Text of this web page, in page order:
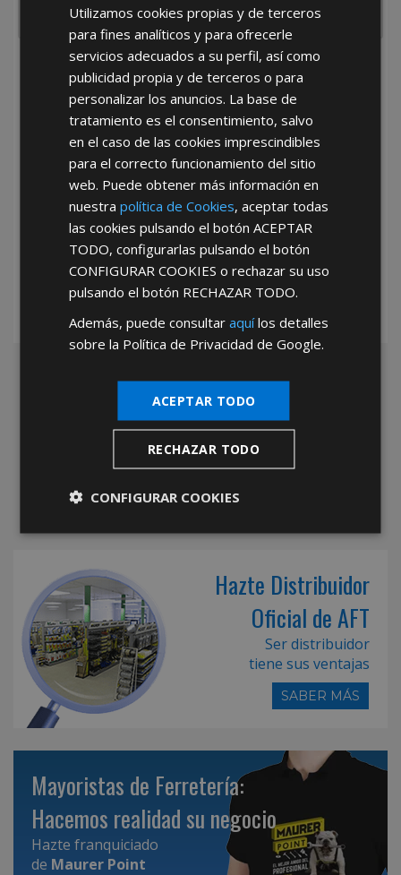
He leído y acepto la Política de Privacidad
*Abstenerse particulares, sólo venta a tiendas y empresas minoristas y
Hazte Distribuidor
Oficial de AFT
Ser distribuidor
tiene sus ventajas
SABER MÁS
Mayoristas de Ferretería:
Hacemos realidad su negocio
Hazte franquiciado
de Maurer Point
Utilizamos cookies propias y de terceros
para fines analíticos y para ofrecerle
servicios adecuados a su perfil, así como
publicidad propia y de terceros o para
personalizar los anuncios. La base de
tratamiento es el consentimiento, salvo
en el caso de las cookies imprescindibles
para el correcto funcionamiento del sitio
web. Puede obtener más información en
nuestrapolítica de Cookies, aceptar todas
las cookies pulsando el botónACEPTAR
TODO, configurarlas pulsando el botón
CONFIGURAR COOKIES o rechazar su uso
pulsando el botón RECHAZAR TODO.
Además, puede consultaraquílos detalles
sobre la Política de Privacidad de Google.
ACEPTAR TODO
RECHAZAR TODO
CONFIGURAR COOKIES